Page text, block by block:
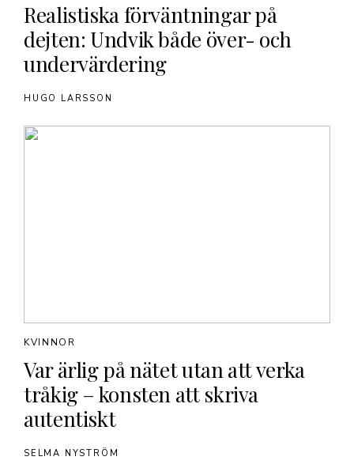
Realistiska förväntningar på
dejten: Undvik både över- och
undervärdering
HUGO LARSSON
Var ärlig på nätet utan att verka
tråkig – konsten att skriva
autentiskt
KVINNOR
SELMA NYSTRÖM